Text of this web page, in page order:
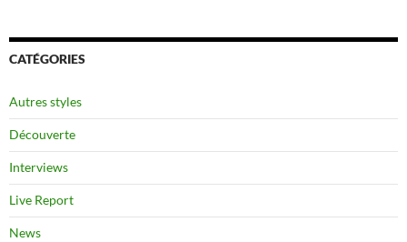
CATÉGORIES
Autres styles
Découverte
Interviews
Live Report
News